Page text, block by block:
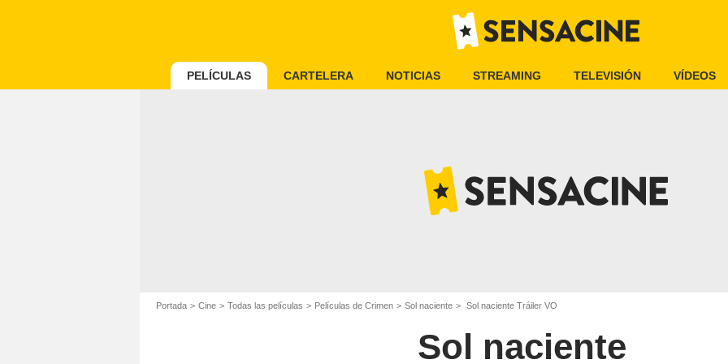
PELÍCULAS CARTELERA NOTICIAS STREAMING TELEVISIÓN VÍDEOS
Portada Cine Todas las películas Películas de Crimen Sol naciente Sol naciente Tráiler VO
Sol naciente